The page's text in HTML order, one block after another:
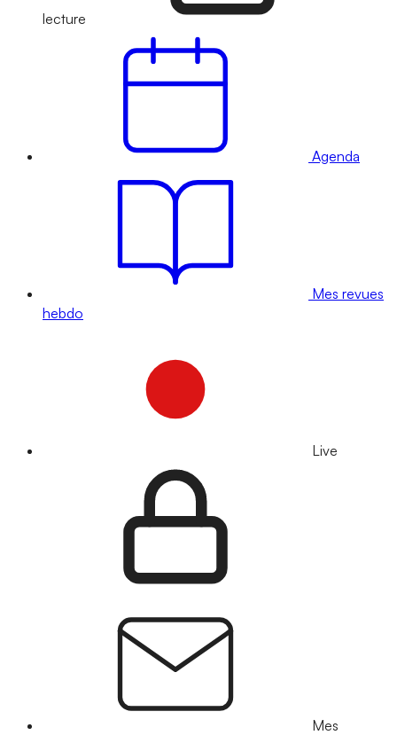
lecture
Agenda
Mes revues
hebdo
Live
Mes